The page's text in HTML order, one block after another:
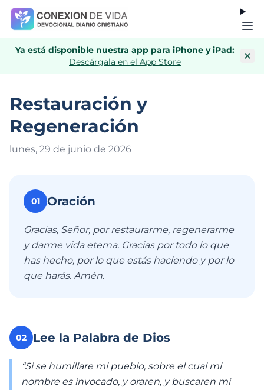
Ya está disponible nuestra app para iPhone y iPad:
Descárgala en el App Store
Restauración y
Regeneración
lunes, 29 de junio de 2026
01 Oración
Gracias, Señor, por restaurarme, regenerarme
y darme vida eterna. Gracias por todo lo que
has hecho, por lo que estás haciendo y por lo
que harás. Amén.
02 Lee la Palabra de Dios
“Si se humillare mi pueblo, sobre el cual mi
nombre es invocado, y oraren, y buscaren mi